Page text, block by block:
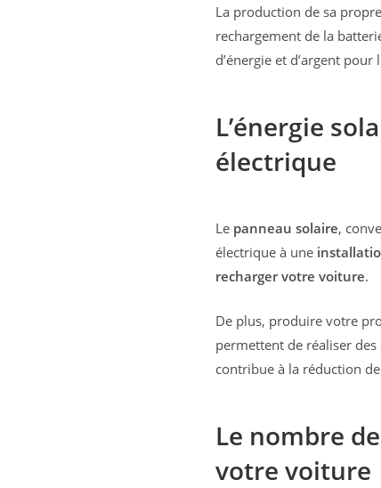
La production de sa
rechargement de la
d’énergie et d’argent
L’énergie
électrique
Le panneau solaire,
électrique à une
recharger votre voiture.
De plus, produire votre
permettent de réaliser des
contribue à la réduction
Le nombre
votre voiture